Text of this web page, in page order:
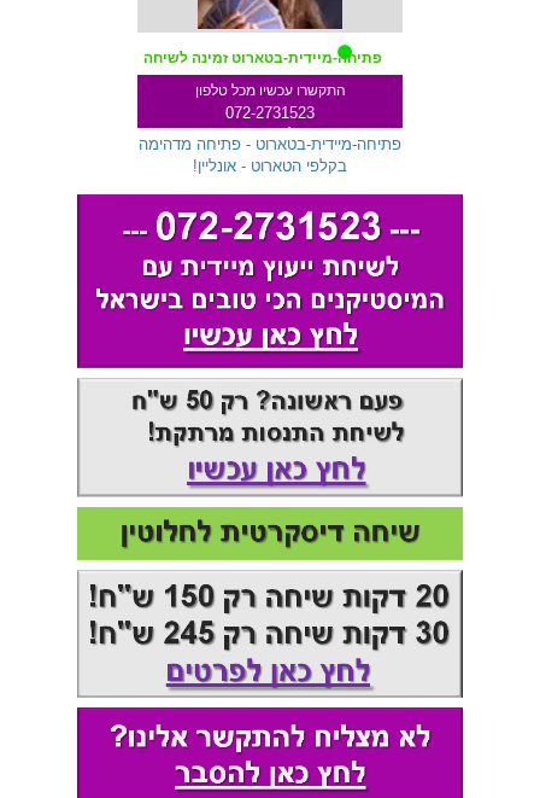
פתיחה-מיידית-בטארוט זמינה לשיחה
התקשרו עכשיו מכל טלפון
072-2731523
פתיחה-מיידית-בטארוט - פתיחה מדהימה
בקלפי הטארוט - אונליין!